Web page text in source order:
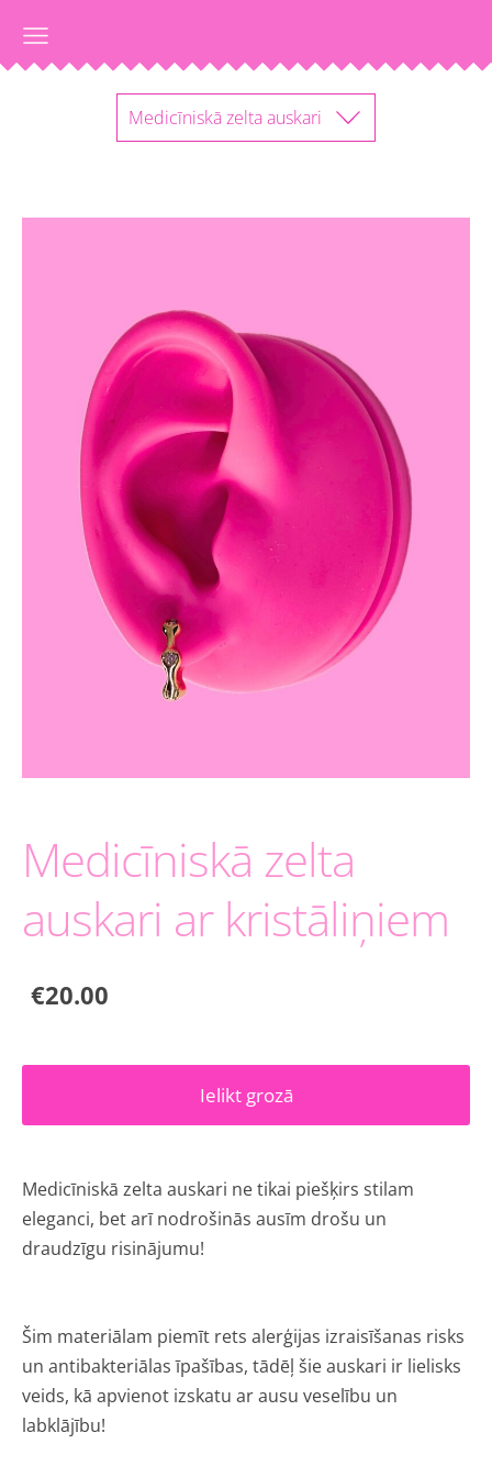
Medicīniskā zelta auskari
Medicīniskā zelta
auskari ar kristāliņiem
€20.00
Ielikt grozā
Medicīniskā zelta auskari ne tikai piešķirs stilam
eleganci, bet arī nodrošinās ausīm drošu un
draudzīgu risinājumu!
Šim materiālam piemīt rets alerģijas izraisīšanas risks
un antibakteriālas īpašības, tādēļ šie auskari ir lielisks
veids, kā apvienot izskatu ar ausu veselību un
labklājību!